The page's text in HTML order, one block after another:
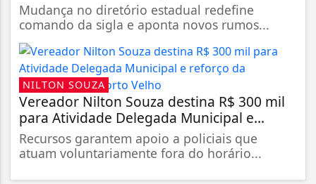
Mudança no diretório estadual redefine
comando da sigla e aponta novos rumos...
NILTON SOUZA
Vereador Nilton Souza destina R$ 300 mil
para Atividade Delegada Municipal e...
Recursos garantem apoio a policiais que
atuam voluntariamente fora do horário...